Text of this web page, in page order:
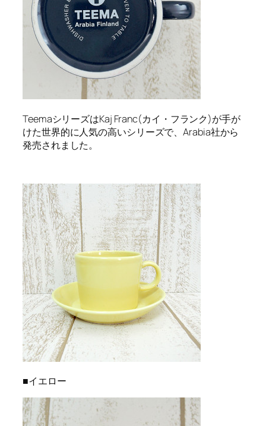
TeemaシリーズはKaj Franc(カイ・フランク)が手が
けた世界的に人気の高いシリーズで、Arabia社から
発売されました。
■イエロー